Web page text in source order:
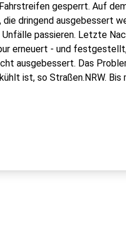
gesperrt. Auf
dringend ausgebessert
passieren. Letzte
erneuert - und
ausgebessert. Das
ist, so Straßen.NRW.